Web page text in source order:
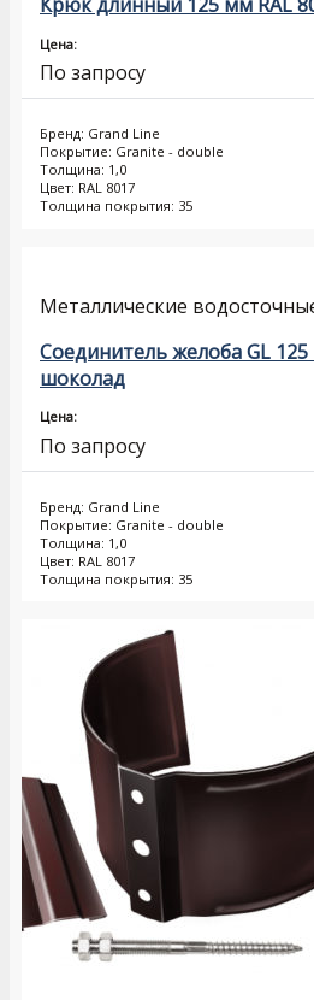
Цена:
По запросу
Бренд: Grand Line
Покрытие: Granite - double
Толщина: 1,0
Цвет: RAL 8017
Толщина покрытия: 35
Металлические
Соединитель желоба GL 125
шоколад
Цена:
По запросу
Бренд: Grand Line
Покрытие: Granite - double
Толщина: 1,0
Цвет: RAL 8017
Толщина покрытия: 35